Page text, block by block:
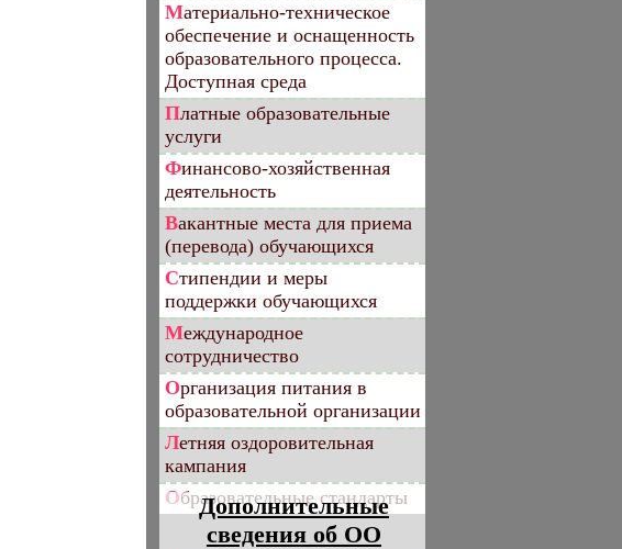
Материально-техническое
обеспечение и оснащенность
образовательного процесса.
Доступная среда
Платные образовательные
услуги
Финансово-хозяйственная
деятельность
Вакантные места для приема
(перевода) обучающихся
Стипендии и меры
поддержки обучающихся
Международное
сотрудничество
Организация питания в
образовательной организации
Летняя оздоровительная
кампания
Образовательные стандарты
Дополнительные
сведения об ОО